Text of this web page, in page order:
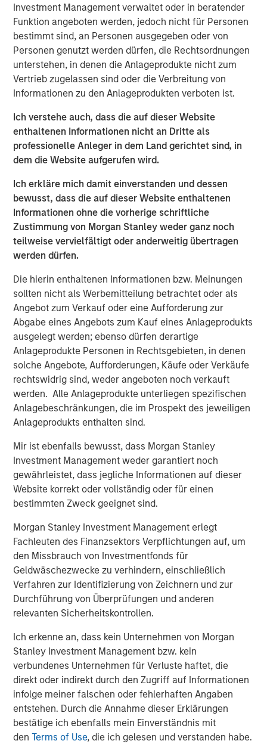
Investment Management verwaltet oder in beratender
Funktion angeboten werden, jedoch nicht für Personen
bestimmt sind, an Personen ausgegeben oder von
Personen genutzt werden dürfen, die Rechtsordnungen
unterstehen, in denen die Anlageprodukte nicht zum
Vertrieb zugelassen sind oder die Verbreitung von
Informationen zu den Anlageprodukten verboten ist.
Ich verstehe auch, dass die auf dieser Website
enthaltenen Informationen nicht an Dritte als
professionelle Anleger in dem Land gerichtet sind, in
dem die Website aufgerufen wird.
Ich erkläre mich damit einverstanden und dessen
bewusst, dass die auf dieser Website enthaltenen
Informationen ohne die vorherige schriftliche
Zustimmung von Morgan Stanley weder ganz noch
teilweise vervielfältigt oder anderweitig übertragen
werden dürfen.
Die hierin enthaltenen Informationen bzw. Meinungen
sollten nicht als Werbemitteilung betrachtet oder als
Angebot zum Verkauf oder eine Aufforderung zur
Abgabe eines Angebots zum Kauf eines Anlageprodukts
ausgelegt werden; ebenso dürfen derartige
Anlageprodukte Personen in Rechtsgebieten, in denen
solche Angebote, Aufforderungen, Käufe oder Verkäufe
rechtswidrig sind, weder angeboten noch verkauft
werden. Alle Anlageprodukte unterliegen spezifischen
Anlagebeschränkungen, die im Prospekt des jeweiligen
Anlageprodukts enthalten sind.
Mir ist ebenfalls bewusst, dass Morgan Stanley
Investment Management weder garantiert noch
gewährleistet, dass jegliche Informationen auf dieser
Website korrekt oder vollständig oder für einen
bestimmten Zweck geeignet sind.
Morgan Stanley Investment Management erlegt
Fachleuten des Finanzsektors Verpflichtungen auf, um
den Missbrauch von Investmentfonds für
Geldwäschezwecke zu verhindern, einschließlich
Verfahren zur Identifizierung von Zeichnern und zur
Durchführung von Überprüfungen und anderen
relevanten Sicherheitskontrollen.
Ich erkenne an, dass kein Unternehmen von Morgan
Stanley Investment Management bzw. kein
verbundenes Unternehmen für Verluste haftet, die
direkt oder indirekt durch den Zugriff auf Informationen
infolge meiner falschen oder fehlerhaften Angaben
entstehen. Durch die Annahme dieser Erklärungen
bestätige ich ebenfalls mein Einverständnis mit
denTerms of Use, die ich gelesen und verstanden habe.
The acquired environmental laboratories include:
Summit Environmental Technologies, Inc., Cuyahoga
Falls, OH:Summit serves a broad, national customer
base which includes manufacturing facilities, waste
disposal, paper mills, and wastewater. The laboratory
holds more than 30 regulatory certifications for hundreds
of analytical parameters, including PFAS, RadChem,
drinking water, soil, wastewater, groundwater, hazardous
waste, and air.
Fremont Analytical, Inc., Seattle, WA:
the Pacific Northwest with various organic and inorganic
analyses for soil, water, hazardous waste, and air. The
laboratory holds TNI accreditation in Oregon and
separate accreditations from Washington and Alaska
state agencies. It specializes in remediation, hazardous
waste, and stormwater.
Orange Coast Analytical, Los Angeles, CA and Phoenix,
AZ:Orange Coast, accredited in CA and AZ, is an
environmental testing laboratory with a skilled team of
chemists, biologists, and engineers. Orange Coast offers
analytical services for soil, non-potable water,
wastewater, stormwater, hazardous waste, and
groundwater.
CHESTER LabNet, Portland, OR:Chester LabNet has an
international reach in support of stack testing and
ambient air analytical projects. Their Oregon TNI
accreditation covers a suite of inorganic analyses with a
particular specialty in hex-chrome analysis and XRF
elemental identification.
“At the outset of our investment, we identified
environmental labs as an attractive adjacent service line
where customers were asking the company to expand.
We are proud of the progress that Chris LeMay and the
Alliance team have made in the company’s national
environmental lab buildout strategy. These acquisitions
have enabled the company to expand its service
offerings and are a testament to Alliance’s mission to
always serve the customer better. The growth in this
segment since our investment has been significant, and
priorities and growth initiatives,” said Morgan Stanley
Capital Partners’ Eric Kanter, Managing Director.
"Incorporating multi-media analytical services into our
end-to-end suite of solutions was essential to further
grow as partners with our highly diverse customer base,"
said Chris LeMay, Chief Executive Officer. "It was also key
to add technical capabilities and accreditations, such as